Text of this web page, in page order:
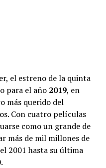
el estreno de la quinta
para el año 2019, en
más querido del
Con cuatro películas
como un grande de
más de mil millones de
2001 hasta su última